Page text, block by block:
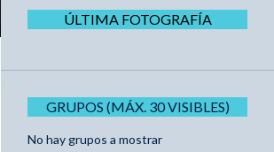
ÚLTIMA FOTOGRAFÍA
GRUPOS (MÁX. 30 VISIBLES)
No hay grupos a mostrar